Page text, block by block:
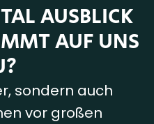
AUSBLICK
AUF UNS
sondern auch
vor großen